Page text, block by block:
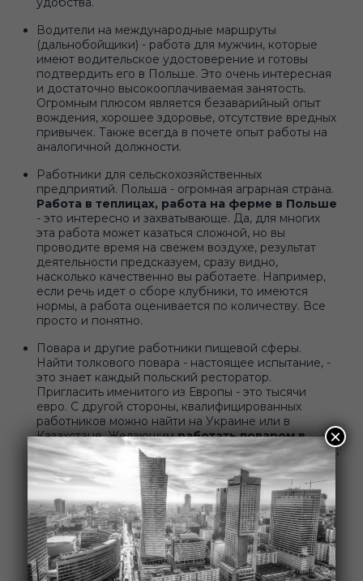
Водители на международные маршруты
(дальнобойщики) - работа для мужчин, которые
имеют водительское удостоверение и готовы
подтвердить его в Польше. Это очень интересная
и достаточно высокооплачиваемая занятость.
Огромным плюсом является безаварийный опыт
вождения, хорошее здоровье, отсутствие вредных
привычек. Также всегда в почете опыт работы на
аналогичной должности.
Работники для сельскохозяйственных
предприятий. Польша - огромная аграрная страна.
Работа в теплицах, работа на ферме в Польше
- это интересно и захватывающе. Да, для многих
эта работа может казаться сложной, но вы
проводите время на свежем воздухе, результат
деятельности предсказуем, сразу видно,
насколько качественно вы работаете. Например,
если речь идет о сборе клубники, то имеются
нормы, а работа оценивается по количеству. Все
просто и понятно.
Повара и другие работники пищевой сферы.
Найти толкового повара - настоящее испытание, -
это знает каждый польский ресторатор.
Пригласить именитого из Европы - это тысячи
евро. С другой стороны, квалифицированных
работников можно найти на Украине или в
Казахстане. Желающимработать поваром в
Польшепридется ознакомиться с местной кухней,
научиться готовить местные блюда. Если у вас
имеется опыт работы на аналогичной должности,
это будет огромным плюсом. Работодатель может
предложить пройти курсы повышения
квалификации или же обучение с нуля. Обычно
это занимает несколько недель. В конечном итоге
вы научитесь готовить блюда, которые популярны
в Польше, а также станете квалифицированным
×